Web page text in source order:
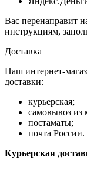
Вас перенаправит
инструкциям,
Доставка
Наш интернет-
доставки:
курьерская;
самовывоз из
постаматы;
почта России.
Курьерская